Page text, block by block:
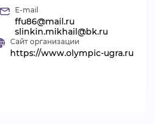
ВОЙТИ
E-mail
ffu86@mail.ru
slinkin.mikhail@bk.ru
Сайт организации
https://www.olympic-ugra.ru